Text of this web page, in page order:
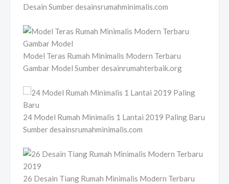
Desain Sumber desainsrumahminimalis.com
Model Teras Rumah Minimalis Modern Terbaru
Gambar Model Sumber desainrumahterbaik.org
24 Model Rumah Minimalis 1 Lantai 2019 Paling Baru
Sumber desainsrumahminimalis.com
26 Desain Tiang Rumah Minimalis Modern Terbaru